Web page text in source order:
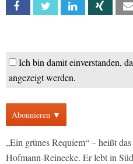
Facebook Twitter Linkedin Xing
Ich bin damit einverstanden,
angezeigt werden.
Abonnieren ▼
„Ein grünes Requiem“ – heißt
Hofmann-Reinecke. Er lebt in